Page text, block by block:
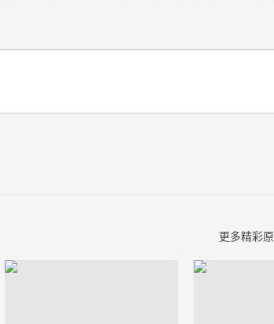
更多精彩